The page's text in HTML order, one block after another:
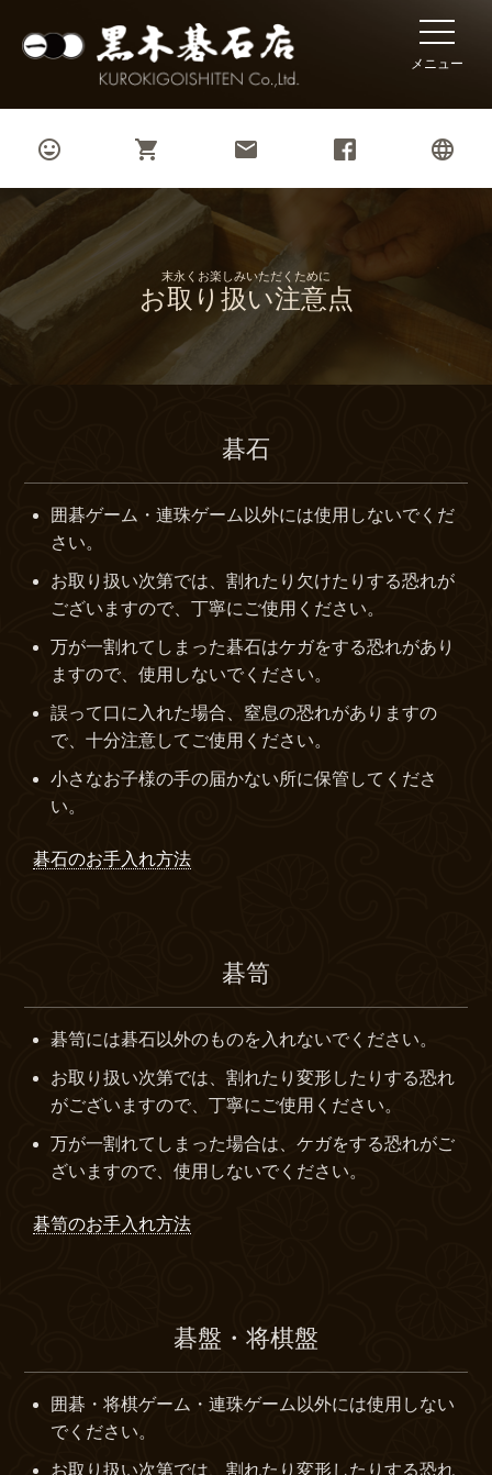
toggle
メニュー
   
末永くお楽しみいただくために
お取り扱い注意点
碁石
囲碁ゲーム・連珠ゲーム以外には使用しないでくだ
さい。
お取り扱い次第では、割れたり欠けたりする恐れが
ございますので、丁寧にご使用ください。
万が一割れてしまった碁石はケガをする恐れがあり
ますので、使用しないでください。
誤って口に入れた場合、窒息の恐れがありますの
で、十分注意してご使用ください。
小さなお子様の手の届かない所に保管してくださ
い。
碁石のお手入れ方法
碁笥
碁笥には碁石以外のものを入れないでください。
お取り扱い次第では、割れたり変形したりする恐れ
がございますので、丁寧にご使用ください。
万が一割れてしまった場合は、ケガをする恐れがご
ざいますので、使用しないでください。
碁笥のお手入れ方法
碁盤・将棋盤
囲碁・将棋ゲーム・連珠ゲーム以外には使用しない
でください。
お取り扱い次第では、割れたり変形したりする恐れ